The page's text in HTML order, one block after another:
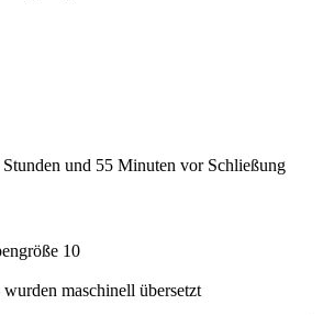
Stunden und 55 Minuten vor Schließung
10
maschinell übersetzt